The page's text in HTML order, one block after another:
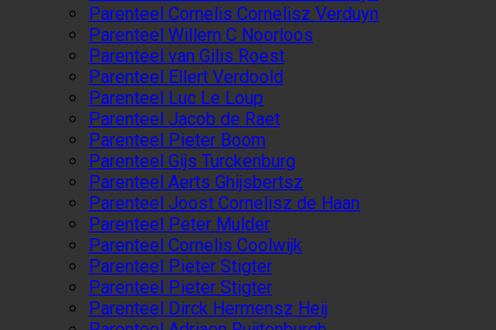
Parenteel Cornelis Cornelisz Verduyn
Parenteel Willem C Noorloos
Parenteel van Gilis Roest
Parenteel Ellert Verdoold
Parenteel Luc Le Loup
Parenteel Jacob de Raet
Parenteel Pieter Boom
Parenteel Gijs Turckenburg
Parenteel Aerts Ghijsbertsz
Parenteel Joost Cornelisz de Haan
Parenteel Peter Mulder
Parenteel Cornelis Coolwijk
Parenteel Pieter Stigter
Parenteel Pieter Stigter
Parenteel Dirck Hermensz Heij